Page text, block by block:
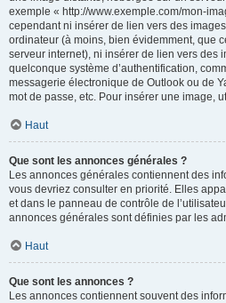
exemple « http://www.exemple.com/mon-
cependant ni insérer de lien vers des
ordinateur (à moins, bien évidemment, que
serveur internet), ni insérer de lien vers des
quelconque système d’authentification,
messagerie électronique de Outlook ou de
mot de passe, etc. Pour insérer une image,
Haut
Que sont les annonces générales ?
Les annonces générales contiennent des
vous devriez consulter en priorité. Elles
et dans le panneau de contrôle de
annonces générales sont définies par les
Haut
Que sont les annonces ?
Les annonces contiennent souvent des